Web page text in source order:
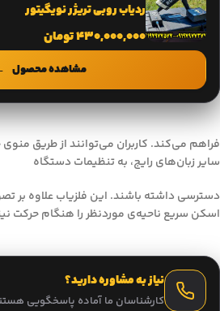
ردیاب روبی تریژر نویگیتور
430,000,000تومان
مشاهده محصول
فراهم می‌کند. کاربران می‌توانند از طریق منوی
سایر زبان‌های رایج، به تنظیمات دستگاه
دسترسی داشته باشند. این فلزیاب علاوه بر
اسکن سریع ناحیه‌ی موردنظر را هنگام حرکت
نیاز به مشاوره دارید؟
کارشناسان ما آماده پاسخگویی